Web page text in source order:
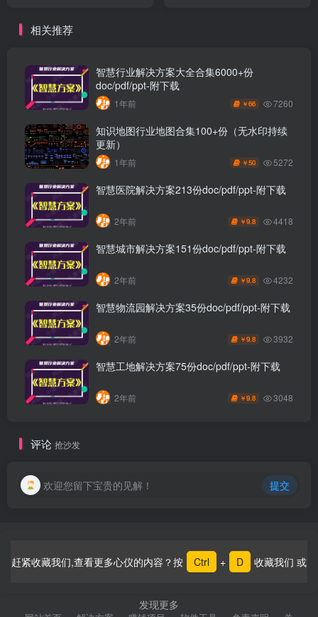
相关推荐
智慧行业解决方案大全合集6000+份
doc/pdf/ppt-附下载
1年前 ￥66 7260
知识地图行业地图合集100+份（无水印持续
更新）
1年前 ￥50 5272
智慧医院解决方案213份doc/pdf/ppt-附下载
2年前 ￥9.8 4418
智慧城市解决方案151份doc/pdf/ppt-附下载
2年前 ￥9.8 4232
智慧物流园解决方案35份doc/pdf/ppt-附下载
2年前 ￥9.8 3932
智慧工地解决方案75份doc/pdf/ppt-附下载
2年前 ￥9.8 3048
评论 抢沙发
欢迎您留下宝贵的见解！ 提交
赶紧收藏我们,查看更多心仪的内容？按 Ctrl + D 收藏我们 或
发现更多